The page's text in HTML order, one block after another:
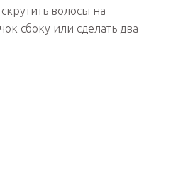
волосы на
сбоку или сделать два